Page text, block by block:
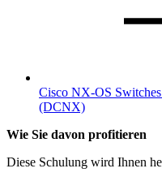
Cisco NX-OS
(DCNX)
Wie Sie davon profitieren
Diese Schulung wird Ihnen